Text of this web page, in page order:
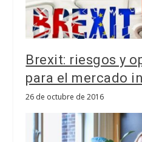
Brexit: riesgos y
para el mercado
26 de octubre de 2016